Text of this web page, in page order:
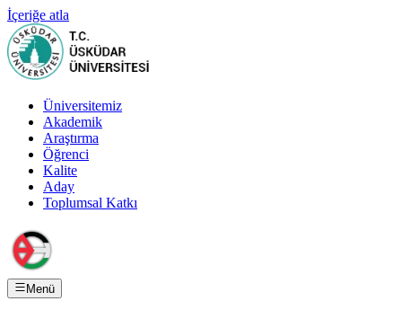
İçeriğe atla
Üniversitemiz
Akademik
Araştırma
Öğrenci
Kalite
Aday
Toplumsal Katkı
Menü